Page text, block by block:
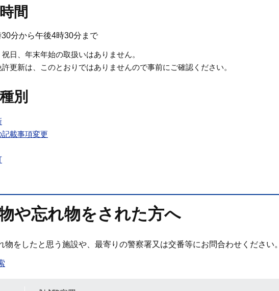
間
分から午後4時30分まで
日、年末年始の取扱いはありません。
更新は、このとおりではありませんので事前にご確認ください。
別
載事項変更
や忘れ物をされた方へ
物をしたと思う施設や、最寄りの警察署又は交番等にお問合わせください。